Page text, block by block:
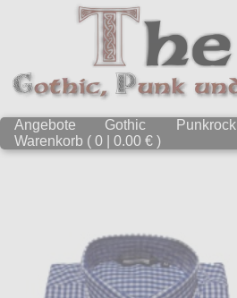
Angebote Gothic Punkrock
Warenkorb ( 0 | 0.00 € )